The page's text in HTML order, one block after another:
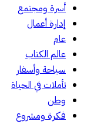
أسرة ومجتمع
إدارة أعمال
عام
عالم الكتاب
سياحة وأسفار
تأملات في الحياة
وطن
فكرة ومشروع